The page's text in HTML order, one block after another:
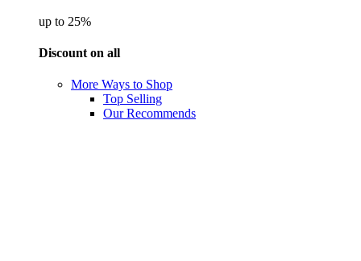
up to 25%
Discount on all
More Ways to Shop
Top Selling
Our Recommends